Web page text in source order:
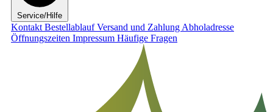
Service/Hilfe
Kontakt BestellablaufVersand und Zahlung Abholadresse
Öffnungszeiten Impressum Häufige Fragen